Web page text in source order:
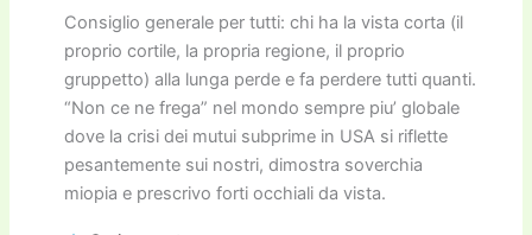
Consiglio generale per tutti: chi ha la vista corta (il
proprio cortile, la propria regione, il proprio
gruppetto) alla lunga perde e fa perdere tutti quanti.
“Non ce ne frega” nel mondo sempre piu’ globale
dove la crisi dei mutui subprime in USA si riflette
pesantemente sui nostri, dimostra soverchia
miopia e prescrivo forti occhiali da vista.